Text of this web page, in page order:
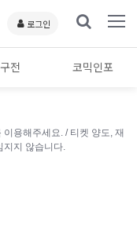
로그인
전 코믹인포
이용해주세요. / 티켓 양도, 재
지지 않습니다.